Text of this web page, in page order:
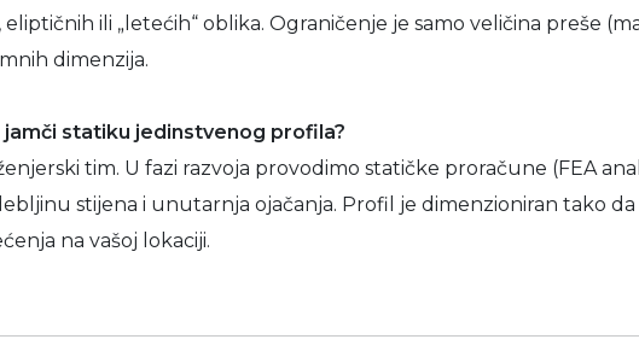
eliptičnih ili „letećih“ oblika. Ograničenje je samo veličina preše
dimenzija.
jamči statiku jedinstvenog profila?
tim. U fazi razvoja provodimo statičke proračune (FEA
stijena i unutarnja ojačanja. Profil je dimenzioniran tako
na vašoj lokaciji.